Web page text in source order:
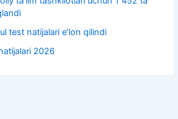
test natijalari e’lon qilindi
2026